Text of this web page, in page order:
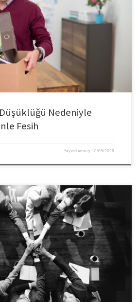
Nedeniyle
Fesih
Yayımlanmış 18/05/2026